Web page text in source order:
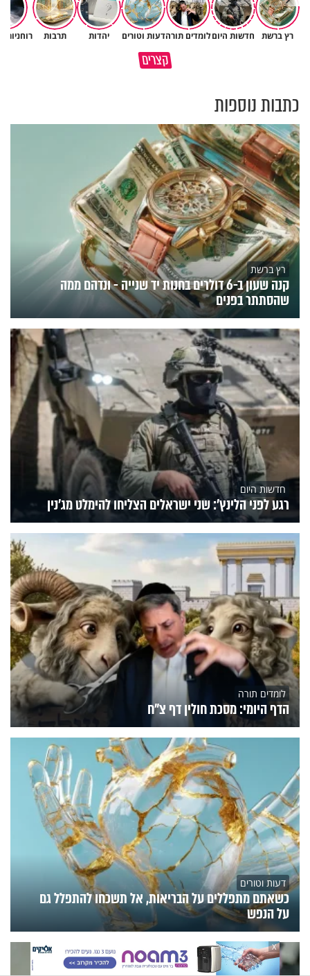
רץ ברשת חדשות היוםלומדים תורהדעות וטורים יהדות תרבות רוחניות
קצרים
מתחילים לעבוד לקראת ראש
הרגעים הקשים ביותר בחיים
כתבות נוספות
רץ ברשת
קנה שעון ב-6 דולרים בחנות יד שנייה - ונדהם ממה
שהסתתר בפנים
חדשות היום
רגע לפני הלינץ': שני ישראלים הצליחו להימלט מג'נין
לומדים תורה
הדף היומי: מסכת חולין דף צ"ח
דעות וטורים
כשאתם מתפללים על הבריאות, אל תשכחו להתפלל גם
על הנפש
X